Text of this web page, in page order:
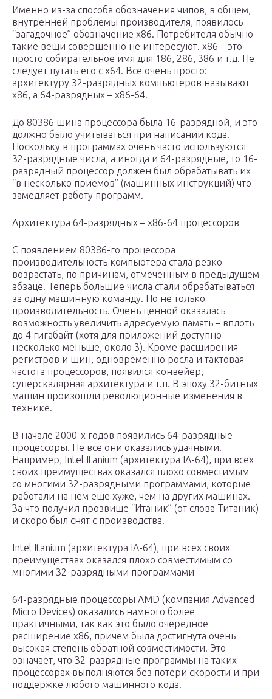
Именно из-за способа обозначения чипов, в общем,
внутренней проблемы производителя, появилось
“загадочное” обозначение x86. Потребителя обычно
такие вещи совершенно не интересуют. x86 – это
просто собирательное имя для 186, 286, 386 и т.д. Не
следует путать его с x64. Все очень просто:
архитектуру 32-разрядных компьютеров называют
x86, а 64-разрядных – x86-64.
До 80386 шина процессора была 16-разрядной, и это
должно было учитываться при написании кода.
Поскольку в программах очень часто используются
32-разрядные числа, а иногда и 64-разрядные, то 16-
разрядный процессор должен был обрабатывать их
“в несколько приемов” (машинных инструкций) что
замедляет работу программ.
Архитектура 64-разрядных – x86-64 процессоров
С появлением 80386-го процессора
производительность компьютера стала резко
возрастать, по причинам, отмеченным в предыдущем
абзаце. Теперь большие числа стали обрабатываться
за одну машинную команду. Но не только
производительность. Очень ценной оказалась
возможность увеличить адресуемую память – вплоть
до 4 гигабайт (хотя для приложений доступно
несколько меньше, около 3). Кроме расширения
регистров и шин, одновременно росла и тактовая
частота процессоров, появился конвейер,
суперскалярная архитектура и т.п. В эпоху 32-битных
машин произошли революционные изменения в
технике.
В начале 2000-х годов появились 64-разрядные
процессоры. Не все они оказались удачными.
Например, Intel Itanium (архитектура IA-64), при всех
своих преимуществах оказался плохо совместимым
со многими 32-разрядными программами, которые
работали на нем еще хуже, чем на других машинах.
За что получил прозвище “Итаник” (от слова Титаник)
и скоро был снят с производства.
Intel Itanium (архитектура IA-64), при всех своих
преимуществах оказался плохо совместимым со
многими 32-разрядными программами
64-разрядные процессоры AMD (компания Advanced
Micro Devices) оказались намного более
практичными, так как это было очередное
расширение x86, причем была достигнута очень
высокая степень обратной совместимости. Это
означает, что 32-разрядные программы на таких
процессорах выполняются без потери скорости и при
поддержке любого машинного кода.